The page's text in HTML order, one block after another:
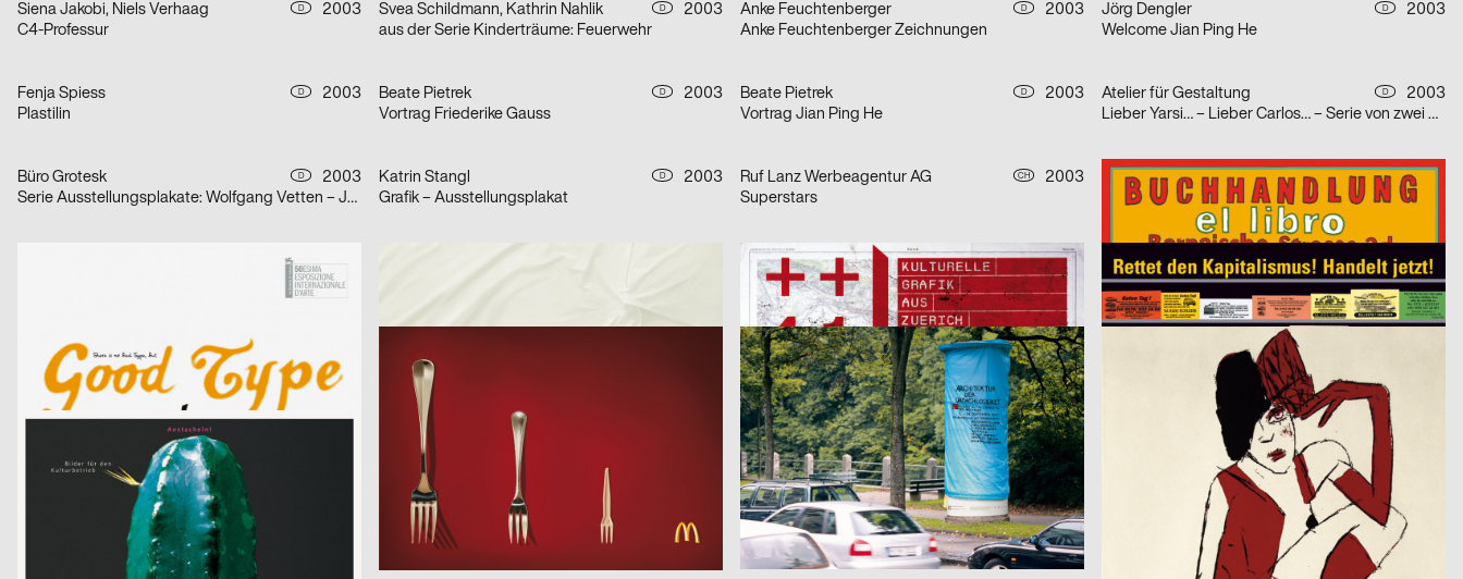
Siena Jakobi, Niels Verhaag D
2003
C4-Professur
Svea Schildmann, Kathrin Nahlik D
2003
aus der Serie Kinderträume: Feuerwehr
Anke Feuchtenberger D
2003
Anke Feuchtenberger Zeichnungen
Jörg Dengler D
2003
Welcome Jian Ping He
Fenja Spiess D
2003
Plastilin
Beate Pietrek D
2003
Vortrag Friederike Gauss
Beate Pietrek D
2003
Vortrag Jian Ping He
Atelier für Gestaltung D
2003
Lieber Yarsi… – Lieber Carlos… – Serie von zwei Plakaten
Büro Grotesk D
2003
Serie Ausstellungsplakate: Wolfgang Vetten – Jürgen Paas – Kunstauktion
Katrin Stangl D
2003
Grafik – Ausstellungsplakat
Ruf Lanz Werbeagentur AG CH
2003
Superstars
Ulrike Steinke D
2003
Buchhandlung El Libro
Markwald & Neusitzer Robert Lzicar, Stefanie Preis D
2003
++41/1 Kulturelle Grafik aus Zürich
Manfred Butzmann D
2003
Rettet den Kapitalismus! Handelt jetzt!
Leonardi.Wollein Visuelle Konzepte
Good Cheese
Heye & Partner GmbH D
2003
aus der Serie Architektur der Obdachlosigkeit: Motiv Citylight/Motiv Litfaßsäule
Ausstellung WDP
TeamCanada
fashion gwand 10th edition
Troxler Niklaus CH
2003
Bauernkrieg 1653
CH
Keramik Willisau 2003
Denke Krieg, Serie von zwei Plakaten
Wagenbreth Henning
Jazzfest Berlin 03
Troxler Annik CH
2002
Der Spiegel im Spiegel / Die Leiden des Jungwerdens / Die Muse mit der scharfen Zunge – Serie von dr
Guye Benker Werbeagentur AG BSW CH
Die Weltwoche Promis – Serie von drei Plakaten